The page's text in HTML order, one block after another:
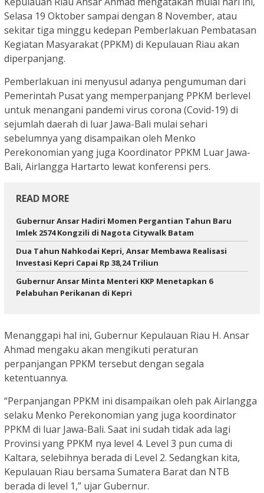
Selasa 19 Oktober sampai dengan 8 November, atau
sekitar tiga minggu kedepan Pemberlakuan Pembatasan
Kegiatan Masyarakat (PPKM) di Kepulauan Riau akan
diperpanjang.
Pemberlakuan ini menyusul adanya pengumuman dari
Pemerintah Pusat yang memperpanjang PPKM berlevel
untuk menangani pandemi virus corona (Covid-19) di
sejumlah daerah di luar Jawa-Bali mulai sehari
sebelumnya yang disampaikan oleh Menko
Perekonomian yang juga Koordinator PPKM Luar Jawa-
Bali, Airlangga Hartarto lewat konferensi pers.
READ MORE
Gubernur Ansar Hadiri Momen Pergantian Tahun Baru
Imlek 2574 Kongzili di Nagota Citywalk Batam
Dua Tahun Nahkodai Kepri, Ansar Membawa Realisasi
Investasi Kepri Capai Rp 38,24 Triliun
Gubernur Ansar Minta Menteri KKP Menetapkan 6
Pelabuhan Perikanan di Kepri
Menanggapi hal ini, Gubernur Kepulauan Riau H. Ansar
Ahmad mengaku akan mengikuti peraturan
perpanjangan PPKM tersebut dengan segala
ketentuannya.
“Perpanjangan PPKM ini disampaikan oleh pak Airlangga
selaku Menko Perekonomian yang juga koordinator
PPKM di luar Jawa-Bali. Saat ini sudah tidak ada lagi
Provinsi yang PPKM nya level 4. Level 3 pun cuma di
Kaltara, selebihnya berada di Level 2. Sedangkan kita,
Kepulauan Riau bersama Sumatera Barat dan NTB
berada di level 1,” ujar Gubernur.